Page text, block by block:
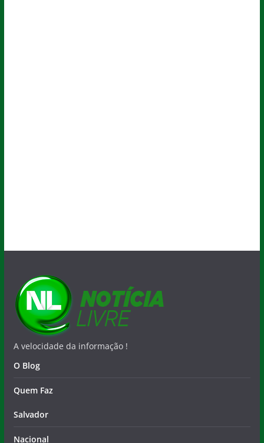
A velocidade da informação !
O Blog
Quem Faz
Salvador
Nacional